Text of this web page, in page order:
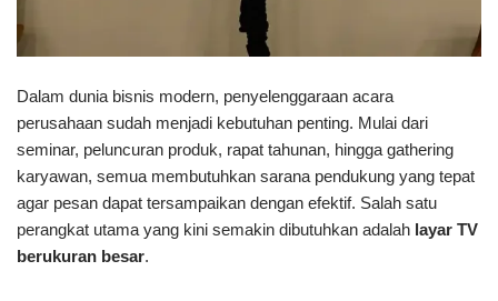
Dalam dunia bisnis modern, penyelenggaraan acara
perusahaan sudah menjadi kebutuhan penting. Mulai dari
seminar, peluncuran produk, rapat tahunan, hingga gathering
karyawan, semua membutuhkan sarana pendukung yang tepat
agar pesan dapat tersampaikan dengan efektif. Salah satu
perangkat utama yang kini semakin dibutuhkan adalah layar TV
berukuran besar.